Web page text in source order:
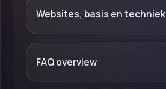
Websites, basis en techniek
FAQ overview